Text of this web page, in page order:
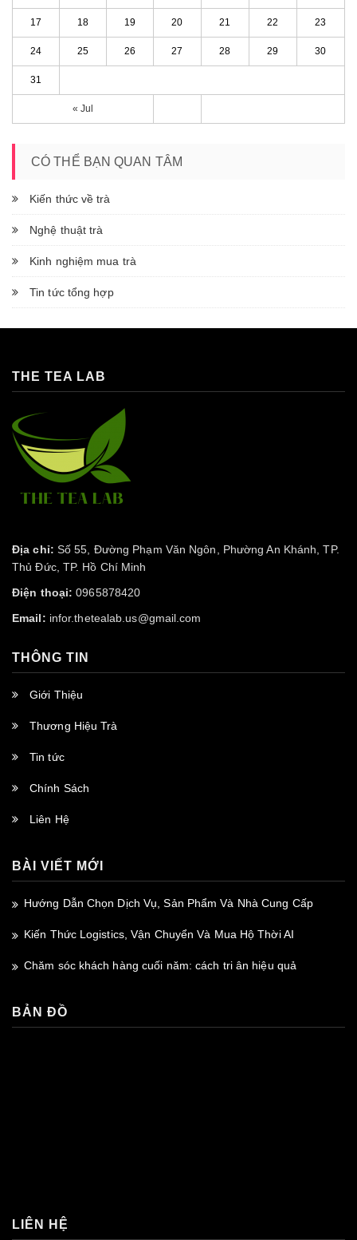
« Jul
17 18 19 20 21 22 23
24 25 26 27 28 29 30
31
CÓ THỂ BẠN QUAN TÂM
Kiến thức về trà
Nghệ thuật trà
Kinh nghiệm mua trà
Tin tức tổng hợp
THE TEA LAB
Địa chỉ: Số 55, Đường Phạm Văn Ngôn, Phường An Khánh, TP.
Thủ Đức, TP. Hồ Chí Minh
Điện thoại: 0965878420
Email: infor.thetealab.us@gmail.com
THÔNG TIN
Giới Thiệu
Thương Hiệu Trà
Tin tức
Chính Sách
Liên Hệ
BÀI VIẾT MỚI
Hướng Dẫn Chọn Dịch Vụ, Sản Phẩm Và Nhà Cung Cấp
Kiến Thức Logistics, Vận Chuyển Và Mua Hộ Thời AI
Chăm sóc khách hàng cuối năm: cách tri ân hiệu quả
BẢN ĐỒ
LIÊN HỆ